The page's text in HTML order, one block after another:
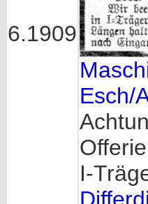
6.1909
Esch/
I-